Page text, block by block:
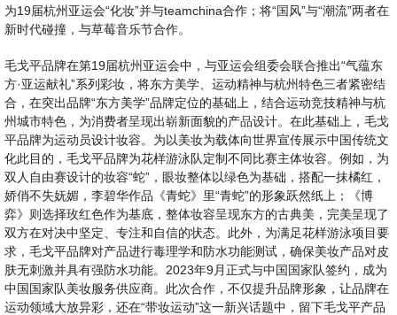
为19届杭州亚运会“化妆”并与teamchina合作；将“国风”与“潮流”两者在
新时代碰撞，与草莓音乐节合作。
毛戈平品牌在第19届杭州亚运会中，与亚运会组委会联合推出“气蕴东
方·亚运献礼”系列彩妆，将东方美学、运动精神与杭州特色三者紧密结
合，在突出品牌“东方美学”品牌定位的基础上，结合运动竞技精神与杭
州城市特色，为消费者呈现出崭新面貌的产品设计。在此基础上，毛戈
平品牌为运动员设计妆容。为以美妆为载体向世界宣传展示中国传统文
化此目的，毛戈平品牌为花样游泳队定制不同比赛主体妆容。例如，为
双人自由赛设计的妆容“蛇”，眼妆整体以绿色为基础，搭配一抹橘红，
娇俏不失妩媚，李碧华作品《青蛇》里“青蛇”的形象跃然纸上；《博
弈》则选择玫红色作为基底，整体妆容呈现东方的古典美，完美呈现了
双方在对决中坚定、专注和自信的状态。此外，为满足花样游泳项目要
求，毛戈平品牌对产品进行毒理学和防水功能测试，确保美妆产品对皮
肤无刺激并具有强防水功能。2023年9月正式与中国国家队签约，成为
中国国家队美妆服务供应商。此次合作，不仅提升品牌形象，让品牌在
运动领域大放异彩，还在“带妆运动”这一新兴话题中，留下毛戈平产品